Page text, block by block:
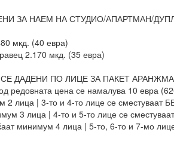
ЗА НАЕМ НА СТУДИО/АПАРТМАН/
мкд. (40 евра)
2.170 мкд. (35 евра)
ДАДЕНИ ПО ЛИЦЕ ЗА ПАКЕТ
редовната цена се намалува 10 евра
2 лица | 3-то и 4-то лице се сместуваат
3 лица | 4-то и 5-то лице се
минимум 4 лица | 5-то, 6-то и 7-мо